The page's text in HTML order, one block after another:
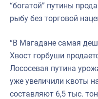
Отрасль в цифрах
Большая
Укрепление духовно-
“богатой” путины
рыбу без торговой
“В Магадане самая
Хвост горбуши
Лососевая путина
уже увеличили квоты
составляют 6,5 тыс.